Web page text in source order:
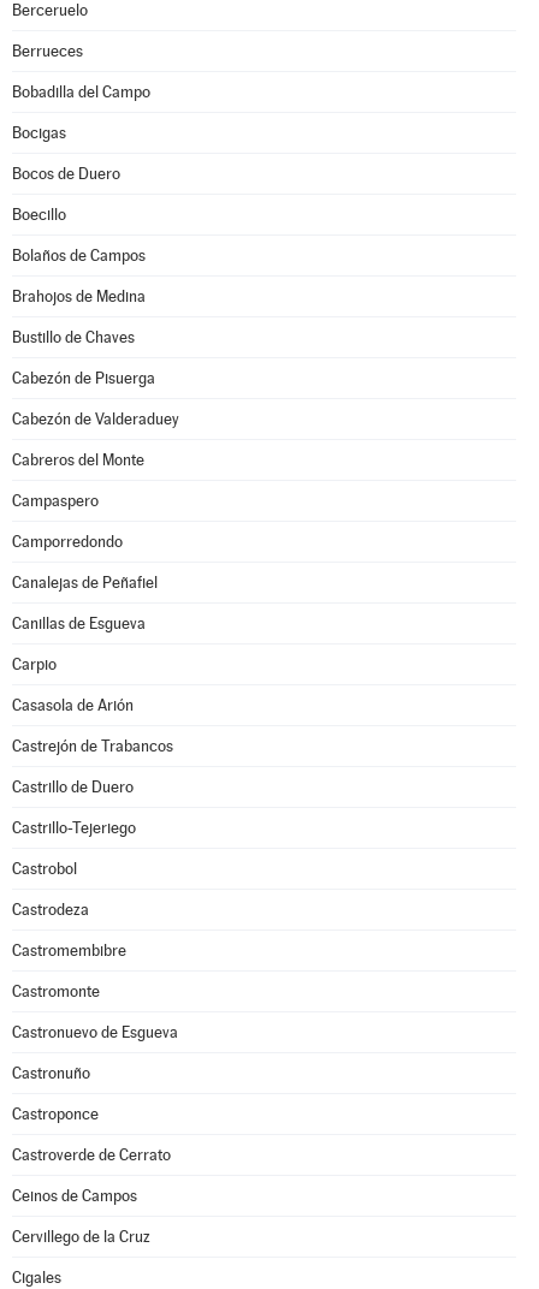
Berceruelo
Berrueces
Bobadilla del Campo
Bocigas
Bocos de Duero
Boecillo
Bolaños de Campos
Brahojos de Medina
Bustillo de Chaves
Cabezón de Pisuerga
Cabezón de Valderaduey
Cabreros del Monte
Campaspero
Camporredondo
Canalejas de Peñafiel
Canillas de Esgueva
Carpio
Casasola de Arión
Castrejón de Trabancos
Castrillo de Duero
Castrillo-Tejeriego
Castrobol
Castrodeza
Castromembibre
Castromonte
Castronuevo de Esgueva
Castronuño
Castroponce
Castroverde de Cerrato
Ceinos de Campos
Cervillego de la Cruz
Cigales